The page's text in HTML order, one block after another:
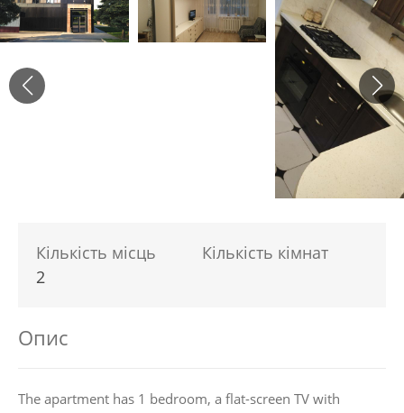
Кількість місць
2
Кількість кімнат
Опис
The apartment has 1 bedroom, a flat-screen TV with